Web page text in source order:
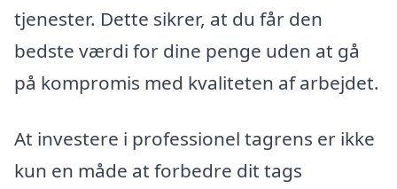
tjenester. Dette sikrer, at du får den
bedste værdi for dine penge uden at gå
på kompromis med kvaliteten af arbejdet.
At investere i professionel tagrens er ikke
kun en måde at forbedre dit tags